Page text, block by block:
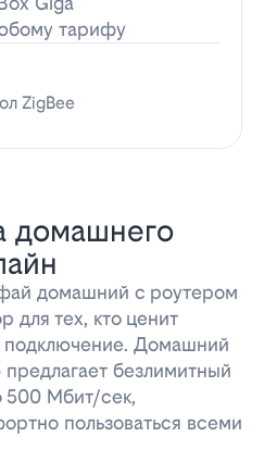
тарифу
ZigBee
домашнего
домашний с роутером
для тех, кто ценит
подключение. Домашний
безлимитный
500 Мбит/сек,
пользоваться всеми